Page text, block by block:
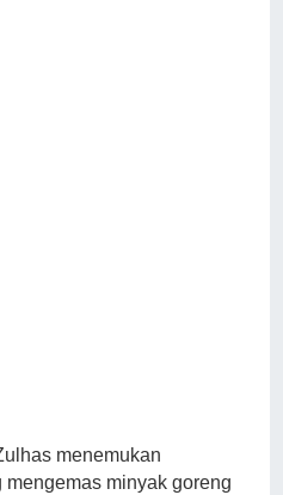
menemukan
minyak goreng